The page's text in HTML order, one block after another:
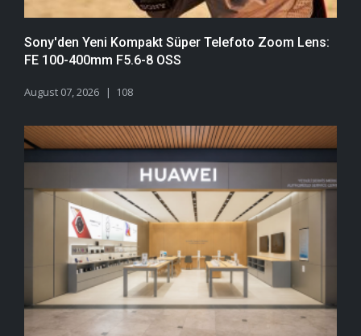
Sony'den Yeni Kompakt Süper Telefoto Zoom Lens:
FE 100-400mm F5.6-8 OSS
August 07, 2026 108